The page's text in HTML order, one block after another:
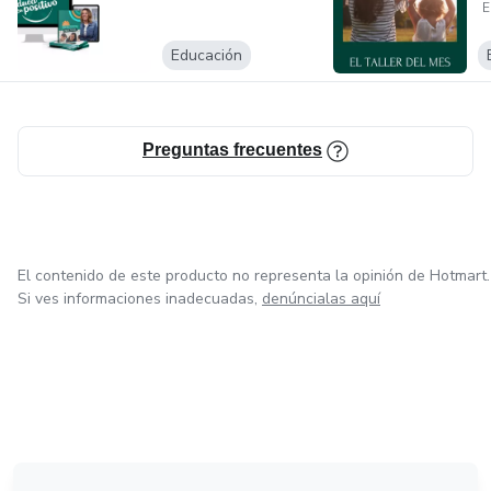
HERALDO DE MÉXICO entre otros.
Educación
Preguntas frecuentes
El contenido de este producto no representa la opinión de Hotmart.
Si ves informaciones inadecuadas, denúncialas aquí